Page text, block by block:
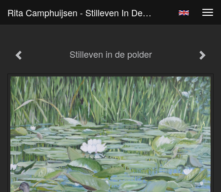
Rita Camphuijsen - Stilleven In De Polder
Stilleven in de polder